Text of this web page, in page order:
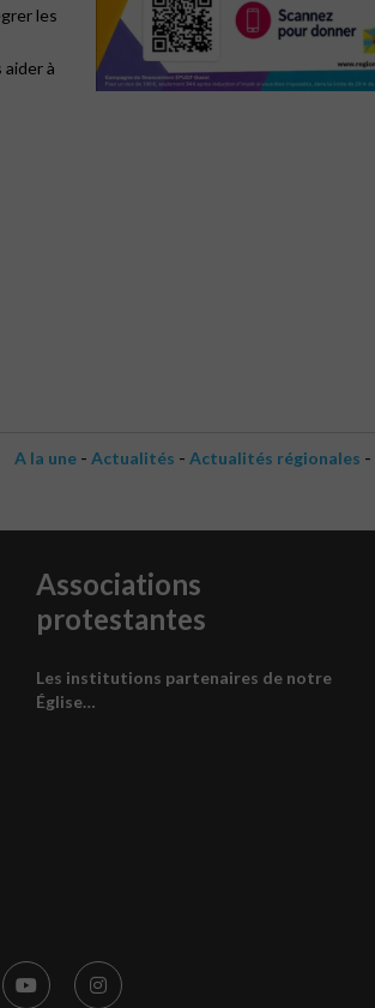
les
à
A la une - Actualités - Actualités régionales -
Associations
protestantes
Les institutions partenaires de notre
Église…